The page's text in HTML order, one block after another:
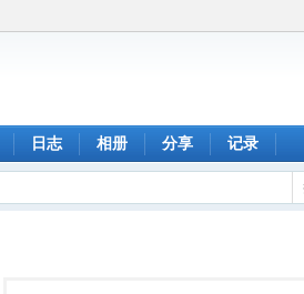
日志 相册 分享 记录